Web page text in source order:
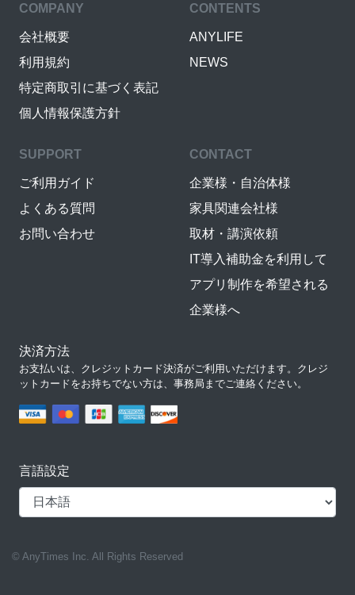
COMPANY
会社概要
利用規約
特定商取引に基づく表記
個人情報保護方針
CONTENTS
ANYLIFE
NEWS
SUPPORT
ご利用ガイド
よくある質問
お問い合わせ
CONTACT
企業様・自治体様
家具関連会社様
取材・講演依頼
IT導入補助金を利用して
アプリ制作を希望される
企業様へ
決済方法
お支払いは、クレジットカード決済がご利用いただけます。クレジ
ットカードをお持ちでない方は、事務局までご連絡ください。
言語設定
© AnyTimes Inc. All Rights Reserved